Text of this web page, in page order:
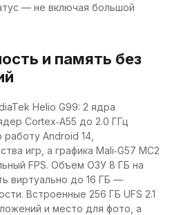
— не включая большой
и память без
Helio G99: 2 ядра
Cortex‑A55 до 2.0 ГГц
Android 14,
игр, а графика Mali‑G57 MC2
FPS. Объем ОЗУ 8 ГБ на
виртуально до 16 ГБ —
Встроенные 256 ГБ UFS 2.1
и место для фото, а